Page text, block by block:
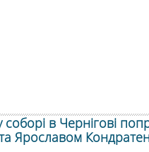
в Чернігові
Ярославом